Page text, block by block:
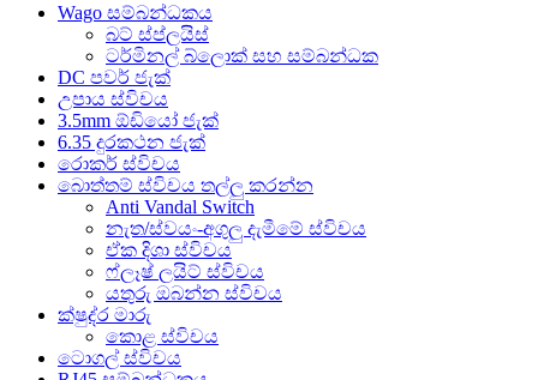
Wago සම්බන්ධකය
බට් ස්ප්ලයිස්
ටර්මිනල් බ්ලොක් සහ සම්බන්ධක
DC පවර් ජැක්
උපාය ස්විචය
3.5mm ඕඩියෝ ජැක්
6.35 දුරකථන ජැක්
රොකර් ස්විචය
බොත්තම් ස්විචය තල්ලු කරන්න
Anti Vandal Switch
නැත/ස්වයං-අගුලු දැමීමේ ස්විචය
ඒක දිශා ස්විචය
ෆ්ලෑෂ් ලයිට් ස්විචය
යතුරු ඔබන්න ස්විචය
ක්ෂුද්ර මාරු
කොළ ස්විචය
ටොගල් ස්විචය